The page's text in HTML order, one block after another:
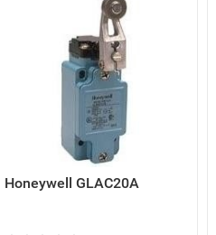
Honeywell GLAC20A